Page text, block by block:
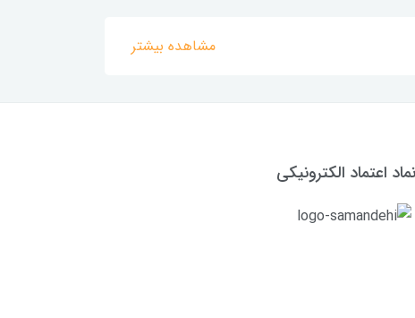
مشاهده بیشتر
نماد اعتماد الکترونیکی